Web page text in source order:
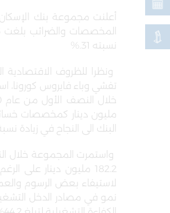
نسبته 31
%.
ونظرا للظروف
تفشي وباء فايروس كورونا،
البنك الى النجاح في زيادة
182.2 مليون دينار
لاستيفاء بعض الرسوم
نمو في مصادر الدخل